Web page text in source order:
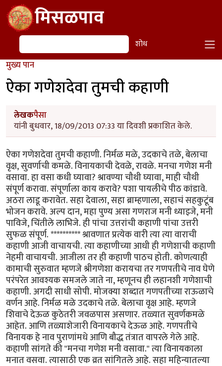
Skip to main contentमिसळपाव
शोध शोध
मुख्य पान
ऐका गणेशदेवा तुमची कहाणी
लेखकपैसा
यांनी बुधवार, 18/09/2013 07:33 या दिवशी प्रकाशित केले.
ऐका गणेशदेवा तुमची कहाणी. निर्मळ मळे, उदकाचे तळे, बेलाचा
वृक्ष, सुवर्णाची कमळे. विनायकाची देवळे, रावळे. मनचा गणेश मनी
वसावा. हा वसा कधी घ्यावा? श्रावण्या चौथी घ्यावा, माही चौथी
संपूर्ण करावा. संपूर्णाला काय करावे? पशा पायलीचे पीठ कांडावे.
अठरा लाडू करावेत. सहा देवाला, सहा ब्राम्हणाला, सहाचं सहकुटूंब
भोजन करावे. अल्प दान, महा पुण्य असा गणराज मनी ध्याइजे, मनी
पाविजे, चिंतीले लाभिजे. ही पांचा उत्तरांची कहाणी पांचा उत्तरी
सुफळ संपूर्ण. ********** श्रावणात प्रत्येक वारी त्या त्या वाराची
कहाणी आजी वाचायची. त्या कहाणीच्या आधी ही गणेशाची कहाणी
नेहमी वाचायची. आजीला तर ही कहाणी पाठच होती. कोणत्याही
कामाची सुरुवात म्हणजे श्रीगणेशा करायचा तर गणपतीचे नाव घेणे
परंपरेत आवश्यक समजले जाते ना, म्हणूनच ही लहानशी गणेशाची
कहाणी. अगदी साधी सोपी. मोजक्या शब्दात गणपतीच्या राऊळाचे
वर्णन आहे. निर्मळ मळे उदकाचे तळे. बेलाचा वृक्ष आहे. म्हणजे
शिवाचे देऊळ कुठेतरी जवळपास असणार. तळ्यात सुवर्णकमळे
आहेत. आणि तळ्याशेजारी विनायकाचे देऊळ आहे. गणपतीचे
विनायक हे नाव पुराणांमधे आणि बौद्ध तंत्रात वापरले गेले आहे.
कहाणी सांगते की "मनचा गणेश मनी वसावा." त्या विनायकाला
मनात वसवा. त्यासाठी एक व्रत सांगितले आहे. सहा महिन्यातल्या